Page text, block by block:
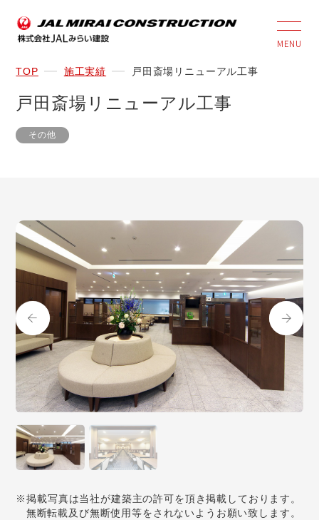
MENU
TOP 施工実績 戸田斎場リニューアル工事
戸田斎場リニューアル工事
その他
※掲載写真は当社が建築主の許可を頂き掲載しております。
無断転載及び無断使用等をされないようお願い致します。